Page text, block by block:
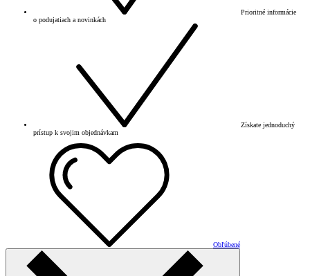
Prioritné informácie
o podujatiach a novinkách
Získate jednoduchý
prístup k svojim objednávkam
Obľúbené